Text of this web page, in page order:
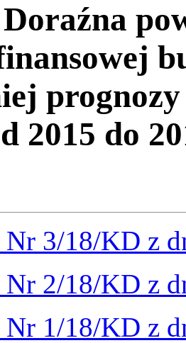
2015 do
Nr 3/18/KD z
Nr 2/18/KD z
Nr 1/18/KD z